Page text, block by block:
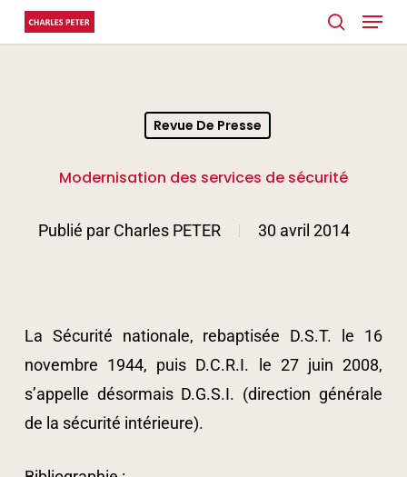
Skip
to
search
Menu
Revue De Presse
Modernisation des services de sécurité
Publié par Charles PETER 30 avril 2014
La Sécurité nationale, rebaptisée D.S.T. le 16
novembre 1944, puis D.C.R.I. le 27 juin 2008,
s’appelle désormais D.G.S.I. (direction générale
de la sécurité intérieure).